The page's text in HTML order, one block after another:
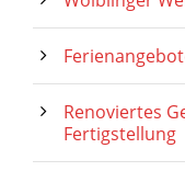
Renoviertes
Fertigstellung